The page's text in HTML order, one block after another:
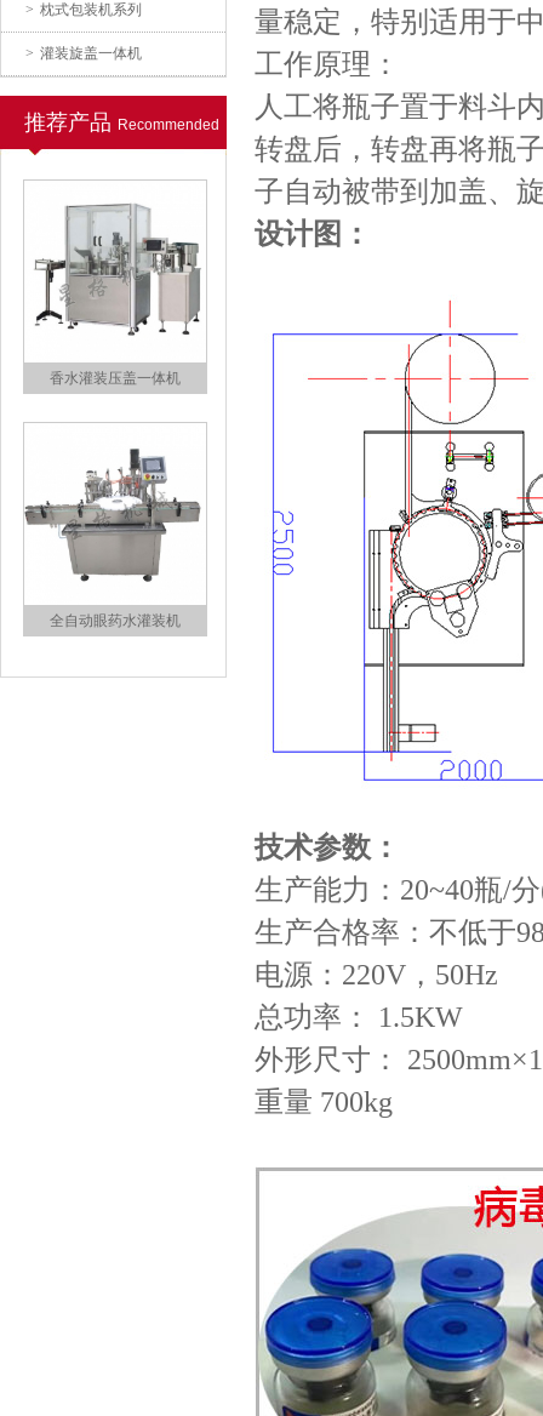
> 枕式包装机系列
> 灌装旋盖一体机
推荐产品 Recommended
小瓶子口服液灌装旋盖机
香水灌装压盖一体机
全自动眼药水灌装机
量稳定，特别适用于
工作原理：
人工将瓶子置于料斗
转盘后，转盘再将瓶
子自动被带到加盖、
设计图：
技术参数：
生产能力：20~40瓶/
生产合格率：不低于
电源：220V，50Hz
总功率： 1.5KW
外形尺寸：
重量 700kg